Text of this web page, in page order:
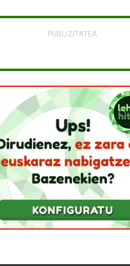
PUBLIZITATEA